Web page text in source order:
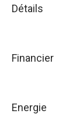
Détails
Financier
Energie